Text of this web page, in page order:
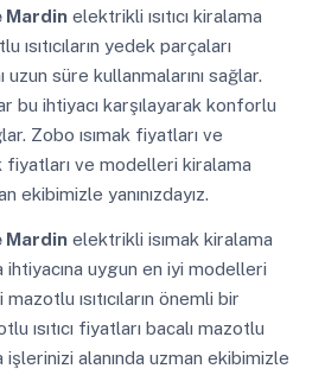
Mardinelektrikli ısıtıcı kiralama
ısıtıcıların yedek parçaları
uzun süre kullanmalarını sağlar.
bu ihtiyacı karşılayarak konforlu
Zobo ısımak fiyatları ve
fiyatları ve modelleri kiralama
ekibimizle yanınızdayız.
Mardinelektrikli isımak kiralama
ihtiyacına uygun en iyi modelleri
ısıtıcıların önemli bir
ısıtıcı fiyatları bacalı mazotlu
işlerinizi alanında uzman ekibimizle